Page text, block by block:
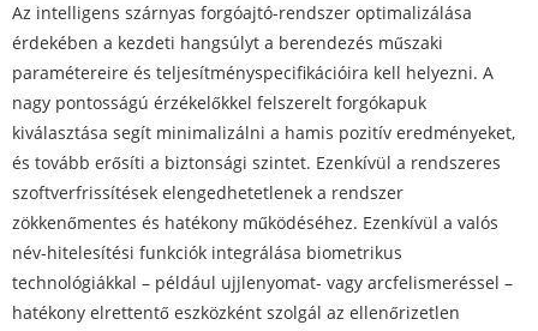
Az intelligens szárnyas forgóajtó-rendszer optimalizálása
érdekében a kezdeti hangsúlyt a berendezés műszaki
paramétereire és teljesítményspecifikációira kell helyezni. A
nagy pontosságú érzékelőkkel felszerelt forgókapuk
kiválasztása segít minimalizálni a hamis pozitív eredményeket,
és tovább erősíti a biztonsági szintet. Ezenkívül a rendszeres
szoftverfrissítések elengedhetetlenek a rendszer
zökkenőmentes és hatékony működéséhez. Ezenkívül a valós
név-hitelesítési funkciók integrálása biometrikus
technológiákkal – például ujjlenyomat- vagy arcfelismeréssel –
hatékony elrettentő eszközként szolgál az ellenőrizetlen